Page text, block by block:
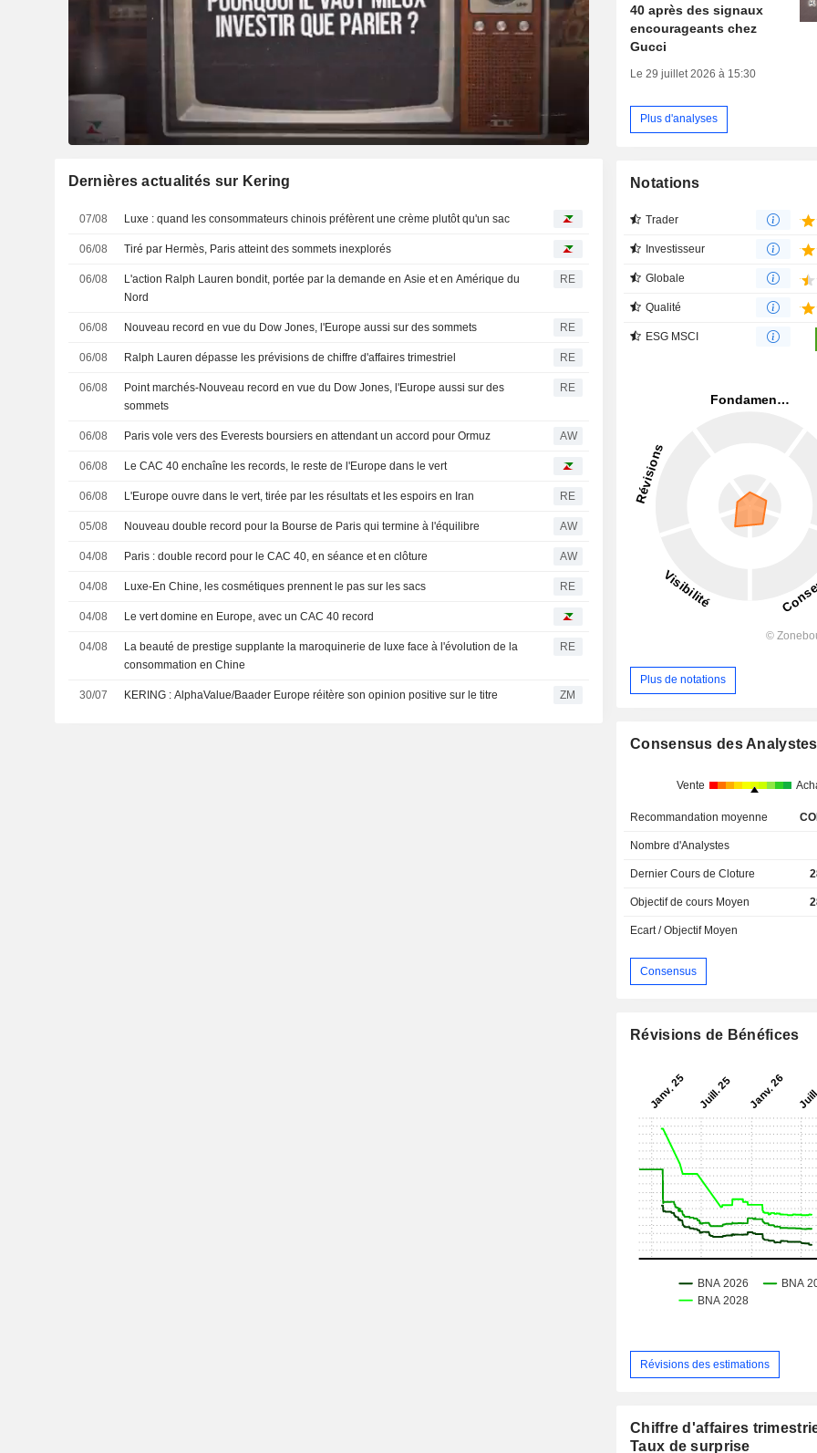
Dernières actualités sur Kering
07/08 Luxe : quand les consommateurs chinois préfèrent une crème plutôt qu'un sac
06/08 Tiré par Hermès, Paris atteint des sommets inexplorés
06/08
L'action Ralph Lauren bondit, portée par la demande en Asie et en Amérique du
Nord
RE
06/08 Nouveau record en vue du Dow Jones, l'Europe aussi sur des sommets RE
06/08 Ralph Lauren dépasse les prévisions de chiffre d'affaires trimestriel RE
06/08
Point marchés-Nouveau record en vue du Dow Jones, l'Europe aussi sur des
sommets
RE
06/08 Paris vole vers des Everests boursiers en attendant un accord pour Ormuz AW
06/08 Le CAC 40 enchaîne les records, le reste de l'Europe dans le vert
06/08 L'Europe ouvre dans le vert, tirée par les résultats et les espoirs en Iran RE
05/08 Nouveau double record pour la Bourse de Paris qui termine à l'équilibre AW
04/08 Paris : double record pour le CAC 40, en séance et en clôture AW
04/08 Luxe-En Chine, les cosmétiques prennent le pas sur les sacs RE
04/08 Le vert domine en Europe, avec un CAC 40 record
04/08
La beauté de prestige supplante la maroquinerie de luxe face à l'évolution de la
consommation en Chine
RE
30/07 KERING : AlphaValue/Baader Europe réitère son opinion positive sur le titre ZM
40 après des signaux
encourageants chez
Gucci
Le 29 juillet 2026 à 15:30
Plus d'analyses
Notations
Trader
Investisseur
Globale
Qualité
ESG MSCI
Plus de notations
Consensus des Analystes
Vente
Recommandation moyenne
Nombre d'Analystes
Dernier Cours de Cloture
Objectif de cours Moyen
Ecart / Objectif Moyen
Consensus
Révisions de Bénéfices
Révisions des estimations
Chiffre d'affaires
Taux de surprise